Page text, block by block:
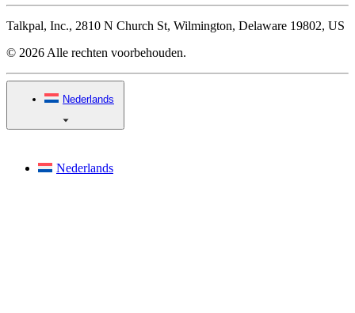
Talkpal, Inc., 2810 N Church St, Wilmington, Delaware 19802, US
© 2026 Alle rechten voorbehouden.
Nederlands
Nederlands